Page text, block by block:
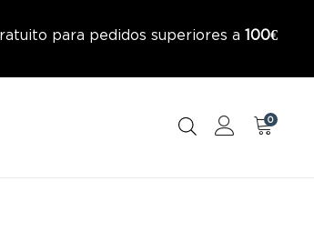
para pedidos superiores a 100€
0